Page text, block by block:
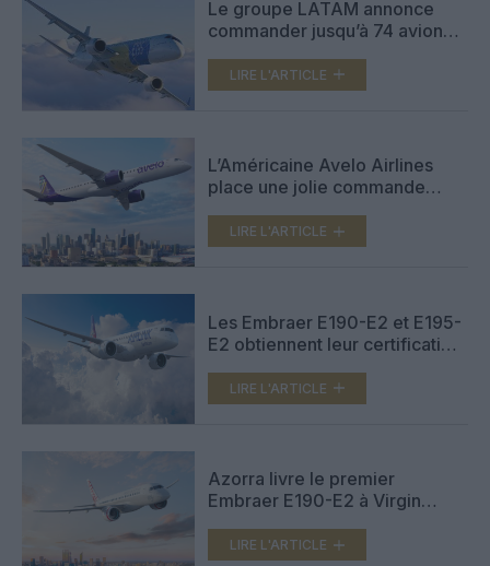
Le groupe LATAM annonce
commander jusqu’à 74 avions
LIRE L'ARTICLE
L’Américaine Avelo Airlines
place une jolie commande
E195-E2
LIRE L'ARTICLE
Les Embraer E190-E2 et E195-
E2 obtiennent leur certification
LIRE L'ARTICLE
Azorra livre le premier
Embraer E190-E2 à Virgin
LIRE L'ARTICLE